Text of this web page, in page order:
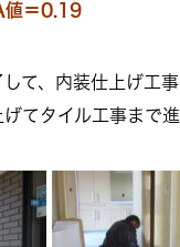
＝0.19
て、内装仕上げ工
てタイル工事まで進